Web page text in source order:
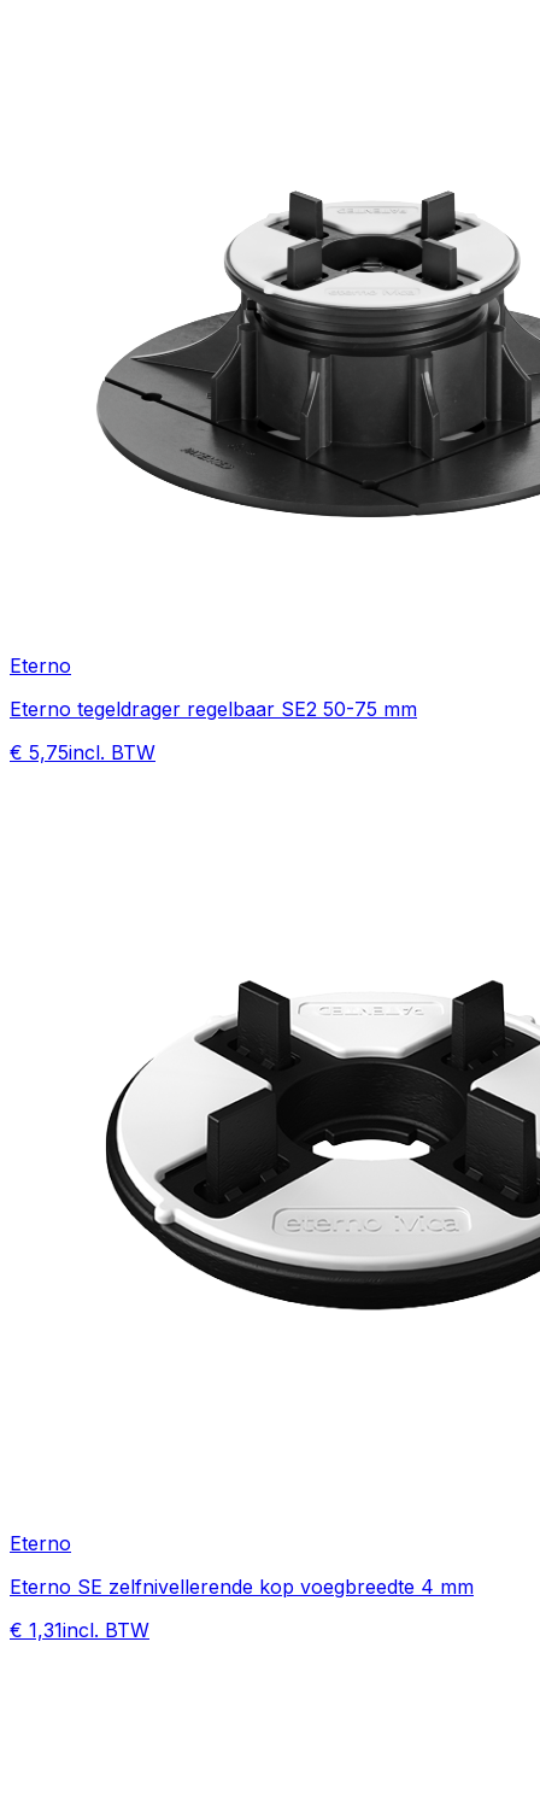
Eterno
Eterno tegeldrager regelbaar SE2 50-75 mm
€ 5,75incl. BTW
Eterno
Eterno SE zelfnivellerende kop voegbreedte 4 mm
€ 1,31incl. BTW